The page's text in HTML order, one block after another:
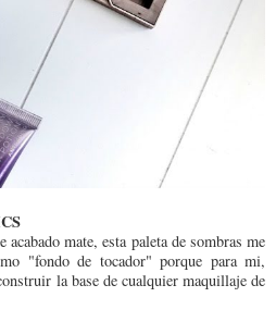
mate, esta paleta de sombras me
"fondo de tocador" porque para mi,
la base de cualquier maquillaje de